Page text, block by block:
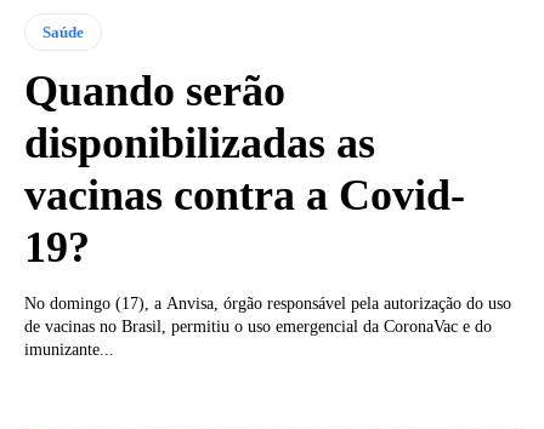
Saúde
Quando serão
disponibilizadas as
vacinas contra a Covid-
19?
No domingo (17), a Anvisa, órgão responsável pela autorização do uso
de vacinas no Brasil, permitiu o uso emergencial da CoronaVac e do
imunizante...